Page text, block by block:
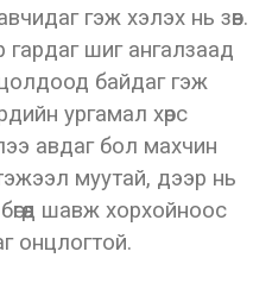
гэж хэлэх нь зөв.
гардаг шиг ангалзаад
байдаг гэж
ургамал хөрс
авдаг бол махчин
муутай, дээр нь
шавж хорхойноос
онцлогтой.